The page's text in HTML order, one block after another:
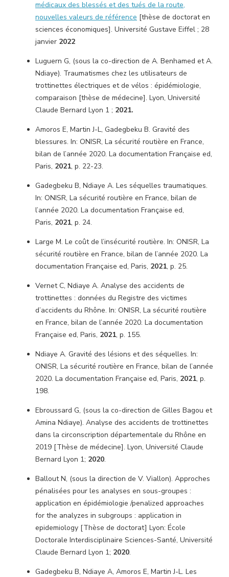
médicaux des blessés et des tués de la route,
nouvelles valeurs de référence [thèse de doctorat en
sciences économiques]. Université Gustave Eiffel ; 28
janvier 2022
Luguern G, (sous la co-direction de A. Benhamed et A.
Ndiaye). Traumatismes chez les utilisateurs de
trottinettes électriques et de vélos : épidémiologie,
comparaison [thèse de médecine]. Lyon, Université
Claude Bernard Lyon 1 ; 2021.
Amoros E, Martin J-L, Gadegbeku B. Gravité des
blessures. In: ONISR, La sécurité routière en France,
bilan de l’année 2020. La documentation Française ed,
Paris, 2021, p. 22-23.
Gadegbeku B, Ndiaye A. Les séquelles traumatiques.
In: ONISR, La sécurité routière en France, bilan de
l’année 2020. La documentation Française ed,
Paris, 2021, p. 24.
Large M. Le coût de l’insécurité routière. In: ONISR, La
sécurité routière en France, bilan de l’année 2020. La
documentation Française ed, Paris, 2021, p. 25.
Vernet C, Ndiaye A. Analyse des accidents de
trottinettes : données du Registre des victimes
d’accidents du Rhône. In: ONISR, La sécurité routière
en France, bilan de l’année 2020. La documentation
Française ed, Paris, 2021, p. 155.
Ndiaye A. Gravité des lésions et des séquelles. In:
ONISR, La sécurité routière en France, bilan de l’année
2020. La documentation Française ed, Paris, 2021, p.
198.
Ebroussard G, (sous la co-direction de Gilles Bagou et
Amina Ndiaye). Analyse des accidents de trottinettes
dans la circonscription départementale du Rhône en
2019 [Thèse de médecine]. Lyon, Université Claude
Bernard Lyon 1; 2020.
Ballout N, (sous la direction de V. Viallon). Approches
pénalisées pour les analyses en sous-groupes :
application en épidémiologie /penalized approaches
for the analyzes in subgroups : application in
epidemiology [Thèse de doctorat] Lyon: École
Doctorale Interdisciplinaire Sciences-Santé, Université
Claude Bernard Lyon 1; 2020.
Gadegbeku B, Ndiaye A, Amoros E, Martin J-L. Les